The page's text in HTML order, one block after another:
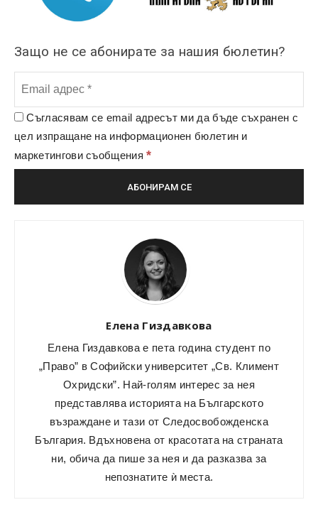
Защо не се абонирате за нашия бюлетин?
Съгласявам се email адресът ми да бъде съхранен с
цел изпращане на информационен бюлетин и
маркетингови съобщения*
Елена Гиздавкова
Елена Гиздавкова е пета година студент по
„Право” в Софийски университет „Св. Климент
Охридски”. Най-голям интерес за нея
представлява историята на Българското
възраждане и тази от Следосвобожденска
България. Вдъхновена от красотата на страната
ни, обича да пише за нея и да разказва за
непознатите ѝ места.